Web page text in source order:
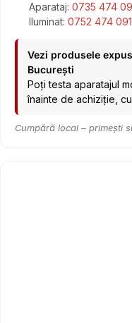
Aparataj: 0735 474
Iluminat: 0752 474 091
Vezi produsele
București
Poți testa aparatajul
înainte de achiziție,
Cumpără local – primești